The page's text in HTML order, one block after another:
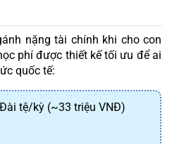
nặng tài chính khi cho con
phí được thiết kế tối ưu để ai
quốc tế:
tệ/kỳ (~33 triệu VNĐ)